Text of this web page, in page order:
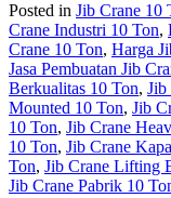
Posted in Jib Crane 10
Crane Industri 10 Ton,
Crane 10 Ton, Harga
Jasa Pembuatan Jib
Berkualitas 10 Ton, Jib
Mounted 10 Ton, Jib
10 Ton, Jib Crane
10 Ton, Jib Crane
Ton, Jib Crane Lifting
Jib Crane Pabrik 10